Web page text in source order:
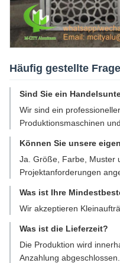
Häufig gestellte
Sind Sie ein
Wir sind ein
Produktionsmaschinen
Können Sie unsere
Ja. Größe, Farbe, Muster
Projektanforderungen
Was ist Ihre
Wir akzeptieren
Was ist die Lieferzeit?
Die Produktion wird
Anzahlung abgeschlossen.